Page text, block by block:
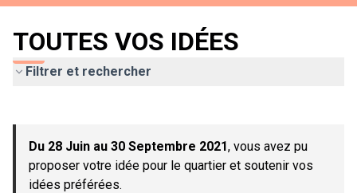
TOUTES VOS IDÉES
Filtrer et rechercher
−
Du 28 Juin au 30 Septembre 2021, vous avez pu
proposer votre idée pour le quartier et soutenir vos
idées préférées.